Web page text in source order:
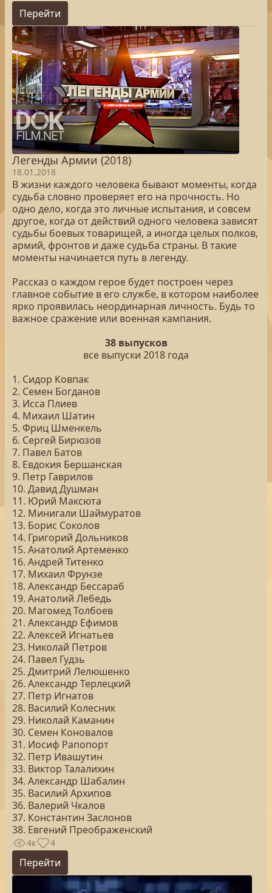
Перейти
Легенды Армии (2018)
18.01.2018
В жизни каждого человека бывают моменты, когда
судьба словно проверяет его на прочность. Но
одно дело, когда это личные испытания, и совсем
другое, когда от действий одного человека зависят
судьбы боевых товарищей, а иногда целых полков,
армий, фронтов и даже судьба страны. В такие
моменты начинается путь в легенду.
Рассказ о каждом герое будет построен через
главное событие в его службе, в котором наиболее
ярко проявилась неординарная личность. Будь то
важное сражение или военная кампания.
38 выпусков
все выпуски 2018 года
1. Сидор Ковпак
2. Семен Богданов
3. Исса Плиев
4. Михаил Шатин
5. Фриц Шменкель
6. Сергей Бирюзов
7. Павел Батов
8. Евдокия Бершанская
9. Петр Гаврилов
10. Давид Душман
11. Юрий Максюта
12. Минигали Шаймуратов
13. Борис Соколов
14. Григорий Дольников
15. Анатолий Артеменко
16. Андрей Титенко
17. Михаил Фрунзе
18. Александр Бессараб
19. Анатолий Лебедь
20. Магомед Толбоев
21. Александр Ефимов
22. Алексей Игнатьев
23. Николай Петров
24. Павел Гудзь
25. Дмитрий Лелюшенко
26. Александр Терлецкий
27. Петр Игнатов
28. Василий Колесник
29. Николай Каманин
30. Семен Коновалов
31. Иосиф Рапопорт
32. Петр Ивашутин
33. Виктор Талалихин
34. Александр Шабалин
35. Василий Архипов
36. Валерий Чкалов
37. Константин Заслонов
38. Евгений Преображенский
4к 4
Перейти